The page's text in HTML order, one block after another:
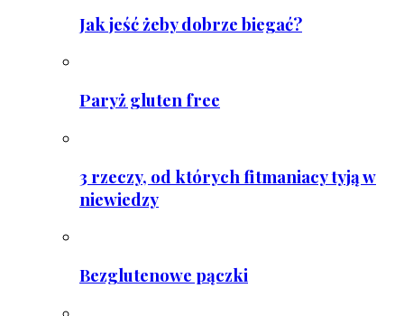
Jak jeść żeby dobrze biegać?
Paryż gluten free
3 rzeczy, od których fitmaniacy tyją w
niewiedzy
Bezglutenowe pączki